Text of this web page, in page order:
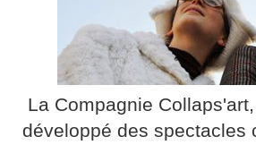
La Compagnie
développé des spectacles